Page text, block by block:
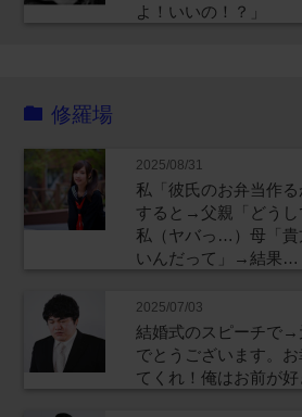
よ！いいの！？」
修羅場
2025/08/31
私「彼氏のお弁当作る
すると→父親「どうし
私（ヤバっ…）母「貴
いんだって」→結果…
2025/07/03
結婚式のスピーチで→
でとうございます。
てくれ！俺はお前が好